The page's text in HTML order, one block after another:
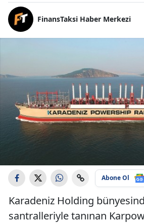
FinansTaksi Haber Merkezi
Abone Ol
Karadeniz Holding
santralleriyle tanınan